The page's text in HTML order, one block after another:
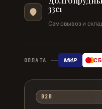
33с1
Самовывоз и
ОПЛАТА МИР
B2B